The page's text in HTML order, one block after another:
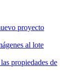
proyecto
al lote
propiedades de